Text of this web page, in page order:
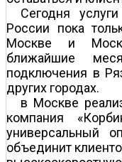
Сегодня
России пока
Москве и
ближайшие
подключения в
других городах.
в Москве
компания
универсальный
объединит